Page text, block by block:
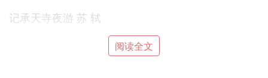
记承天寺夜游 苏 轼
阅读全文